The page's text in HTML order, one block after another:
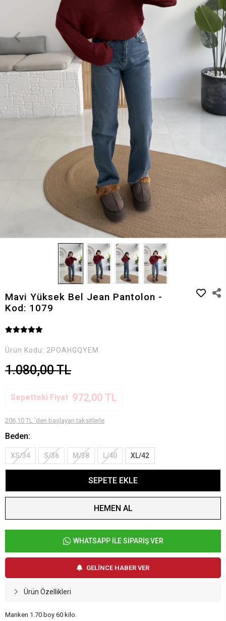
Mavi Yüksek Bel Jean Pantolon -
Kod: 1079
Ürün Kodu: 2POAHGQYEM
1.080,00 TL
Sepetteki Fiyat 972,00 TL
206,10 TL 'den başlayan taksitlerle
Beden:
XS/34 S/36 M/38 L/40 XL/42
SEPETE EKLE
HEMEN AL
WHATSAPP İLE SİPARİŞ VER
GELİNCE HABER VER
Ürün Özellikleri
Manken 1.70 boy 60 kilo.